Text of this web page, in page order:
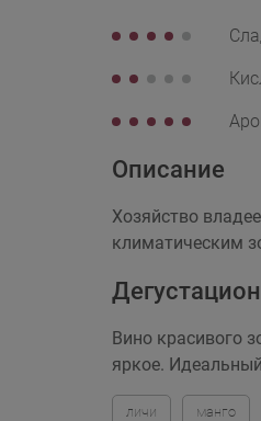
Описание
Хозяйство
климатическим
Вино красивого
яркое.
личи манго